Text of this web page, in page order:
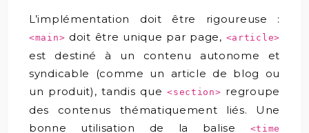
L’implémentation doit être rigoureuse :
<main> doit être unique par page, <article>
est destiné à un contenu autonome et
syndicable (comme un article de blog ou
un produit), tandis que<section> regroupe
des contenus thématiquement liés. Une
bonne utilisation de la balise
<time